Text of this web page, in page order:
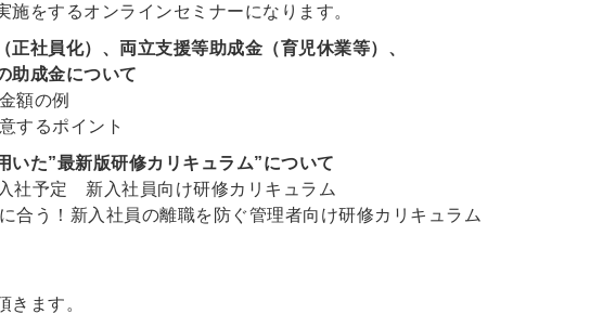
をするオンラインセミナーになります。
正社員化）、両立支援等助成金（育児休業等）、
助成金について
額の例
するポイント
いた”最新版研修カリキュラム”について
社予定 新入社員向け研修カリキュラム
合う！新入社員の離職を防ぐ管理者向け研修カリキュラム
きます。